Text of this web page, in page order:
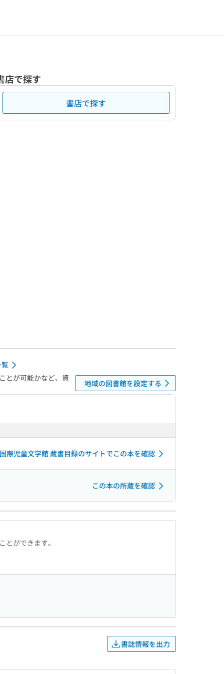
店で探す
書店で探す
とが可能かなど、資
地域の図書館を設定する
際児童文学館 蔵書目録のサイトでこの本を確認
この本の所蔵を確認
ができます。
書誌情報を出力